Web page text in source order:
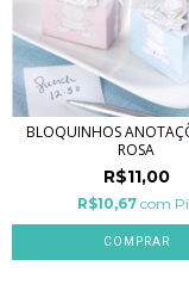
BLOQUINHOS
ROSA
R$11,00
R$10,67 com